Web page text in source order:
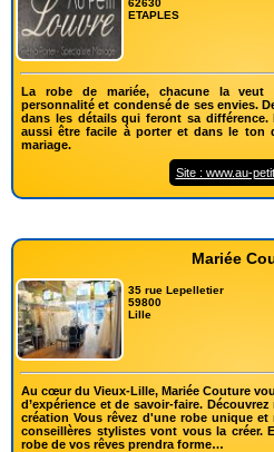
62630
ETAPLES
La robe de mariée, chacune la veut
personnalité et condensé de ses envies.
dans les détails qui feront sa
aussi être facile à porter et dans le ton
mariage.
Site : www.au-
Mariée
35 rue Lepelletier
59800
Lille
Au cœur du Vieux-Lille, Mariée Couture
d’expérience et de savoir-faire.
création Vous rêvez d'une robe unique
conseillères stylistes vont vous la créer.
robe de vos rêves prendra forme…